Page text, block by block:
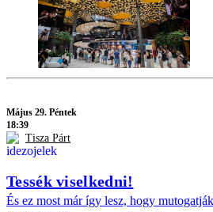
Május 29. Péntek
18:39
Tisza Párt
Tessék viselkedni!
És ez most már így lesz, hogy